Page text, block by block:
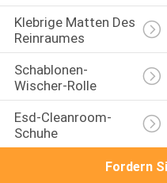
Klebrige Matten Des
Reinraumes
Schablonen-
Wischer-Rolle
Esd-Cleanroom-
Schuhe
Fordern